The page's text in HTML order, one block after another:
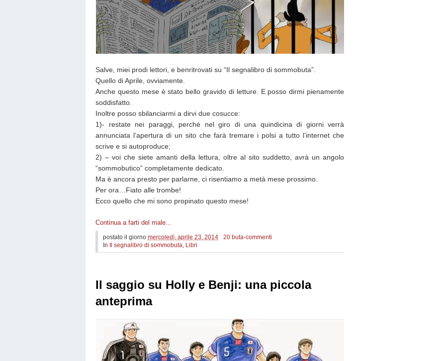
Salve, miei prodi lettori, e benritrovati su “Il segnalibro di sommobuta”.
Quello di Aprile, ovviamente.
Anche questo mese è stato bello gravido di letture. E posso dirmi pienamente
soddisfatto.
Inoltre posso sbilanciarmi a dirvi due cosucce:
1)- restate nei paraggi, perché nel giro di una quindicina di giorni verrà
annunciata l’apertura di un sito che farà tremare i polsi a tutto l’internet che
scrive e si autoproduce;
2) – voi che siete amanti della lettura, oltre al sito suddetto, avrà un angolo
“sommobutico” completamente dedicato.
Ma è ancora presto per parlarne, ci risentiamo a metà mese prossimo.
Per ora…Fiato alle trombe!
Ecco quello che mi sono propinato questo mese!
Continua a farti del male...
postato il giorno mercoledì, aprile 23, 2014
20 buta-commenti
In Il segnalibro di sommobuta Libri
Il saggio su Holly e Benji: una piccola
anteprima